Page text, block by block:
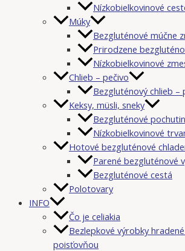
Nízkobielkovinové
Múky
Bezgluténové múčne
Prirodzene
Nízkobielkovinové
Chlieb – pečivo
Bezgluténový chlieb –
Keksy, müsli, sneky
Bezgluténové
Nízkobielkovinové
Hotové bezgluténové
Parené bezgluténové
Bezgluténové cestá
Polotovary
INFO
Čo je celiakia
Bezlepkové výrobky
poisťovňou